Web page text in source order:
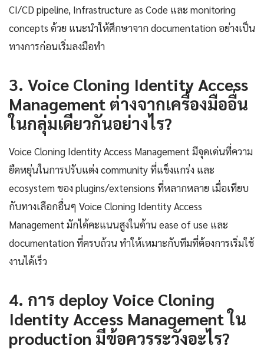
CI/CD pipeline, Infrastructure as Code และ monitoring
concepts ด้วย แนะนำให้ศึกษาจาก documentation อย่างเป็น
ทางการก่อนเริ่มลงมือทำ
3. Voice Cloning Identity Access
Management ต่างจากเครื่องมืออื่น
ในกลุ่มเดียวกันอย่างไร?
Voice Cloning Identity Access Management มีจุดเด่นที่ความ
ยืดหยุ่นในการปรับแต่ง community ที่แข็งแกร่ง และ
ecosystem ของ plugins/extensions ที่หลากหลาย เมื่อเทียบ
กับทางเลือกอื่นๆ Voice Cloning Identity Access
Management มักได้คะแนนสูงในด้าน ease of use และ
documentation ที่ครบถ้วน ทำให้เหมาะกับทีมที่ต้องการเริ่มใช้
งานได้เร็ว
4. การ deploy Voice Cloning
Identity Access Management ใน
production มีข้อควรระวังอะไร?